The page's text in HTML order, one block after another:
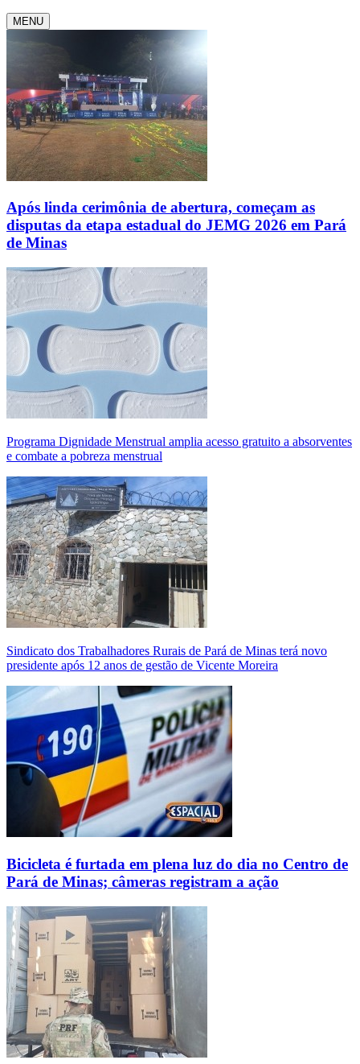
MENU
Após linda cerimônia de abertura, começam as
disputas da etapa estadual do JEMG 2026 em Pará
de Minas
Programa Dignidade Menstrual amplia acesso gratuito a absorventes
e combate a pobreza menstrual
Sindicato dos Trabalhadores Rurais de Pará de Minas terá novo
presidente após 12 anos de gestão de Vicente Moreira
Bicicleta é furtada em plena luz do dia no Centro de
Pará de Minas; câmeras registram a ação